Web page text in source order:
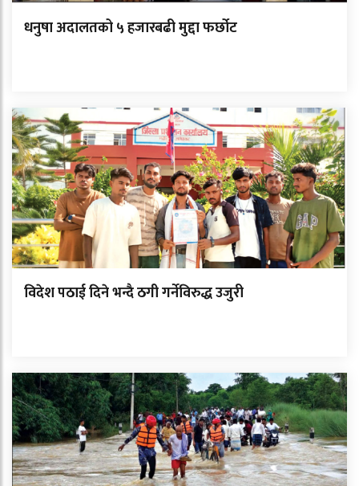
धनुषा अदालतको ५ हजारबढी मुद्दा फर्छोट
विदेश पठाई दिने भन्दै ठगी गर्नेविरुद्ध उजुरी